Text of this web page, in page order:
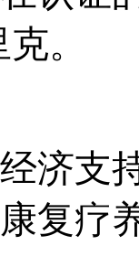
。
济支
复疗